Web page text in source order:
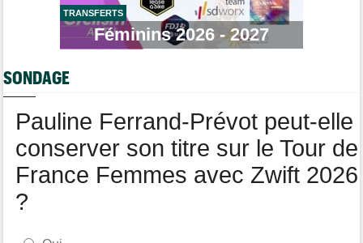
longtemps"
Tour de France Femmes
Marlen Reusser : "Le Mont Ventoux... on verra"
Route
TRANSFERTS
Féminins 2026 - 2027
SONDAGE
Pauline Ferrand-Prévot peut-elle
conserver son titre sur le Tour de
France Femmes avec Zwift 2026
?